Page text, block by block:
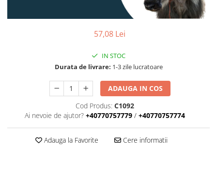
57,08 Lei
IN STOC
Durata de livrare: 1-3 zile lucratoare
ADAUGA IN COS
Cod Produs: C1092
Ai nevoie de ajutor? +40770757779 / +40770757774
Adauga la Favorite Cere informatii